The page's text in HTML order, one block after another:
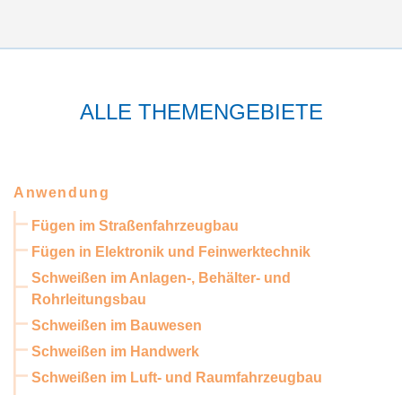
ALLE THEMENGEBIETE
Anwendung
Fügen im Straßenfahrzeugbau
Fügen in Elektronik und Feinwerktechnik
Schweißen im Anlagen-, Behälter- und
Rohrleitungsbau
Schweißen im Bauwesen
Schweißen im Handwerk
Schweißen im Luft- und Raumfahrzeugbau